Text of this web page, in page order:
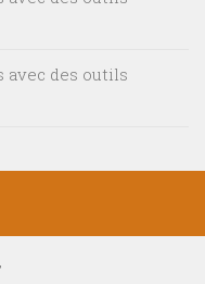
avec des outils